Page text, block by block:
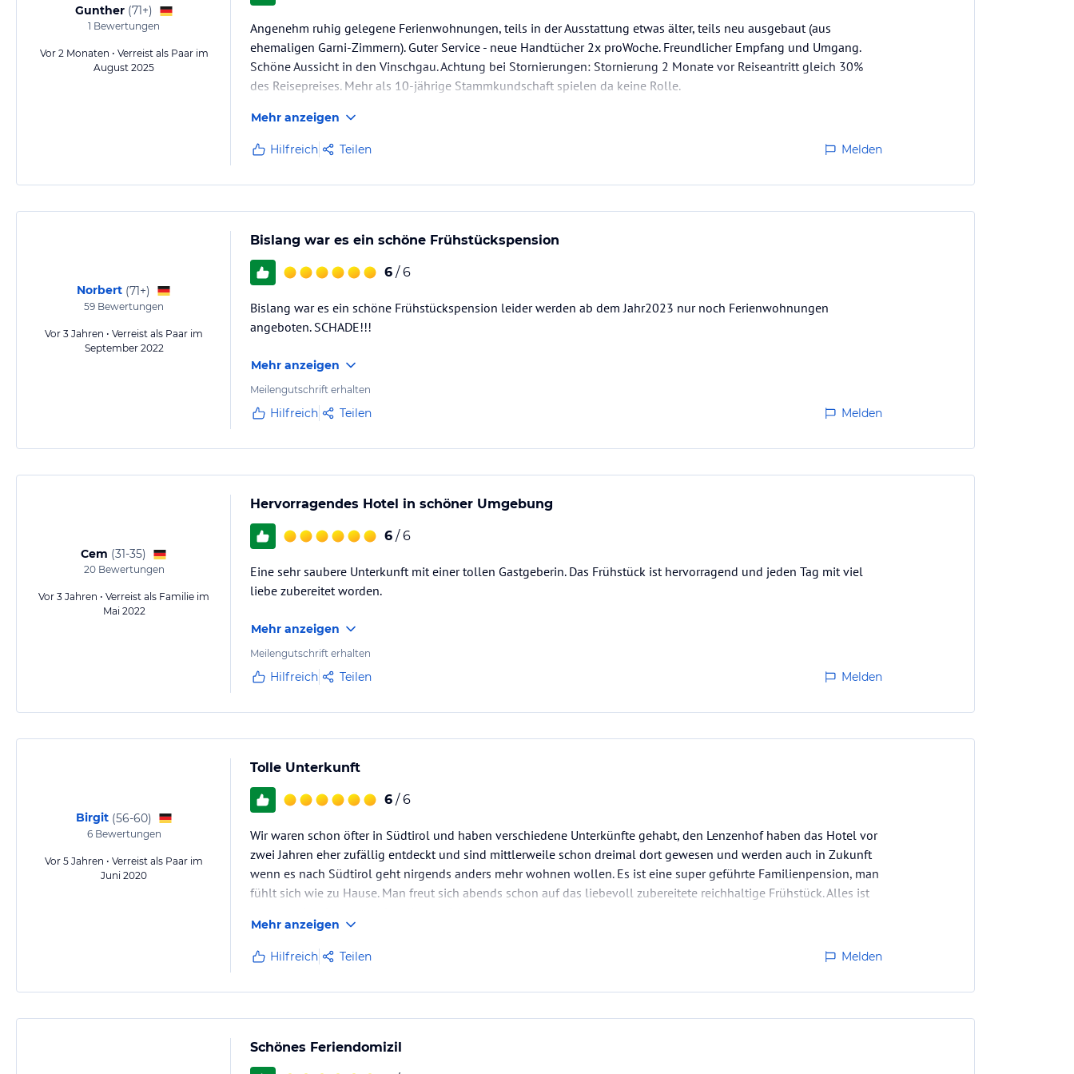
Gunther (71+)
1 Bewertungen
Vor 2 Monaten • Verreist als Paar im
August 2025
Angenehm ruhig gelegene Ferienwohnungen, teils in der Ausstattung etwas älter, teils neu ausgebaut (aus
ehemaligen Garni-Zimmern). Guter Service - neue Handtücher 2x proWoche. Freundlicher Empfang und Umgang.
Schöne Aussicht in den Vinschgau. Achtung bei Stornierungen: Stornierung 2 Monate vor Reiseantritt gleich 30%
des Reisepreises. Mehr als 10-jährige Stammkundschaft spielen da keine Rolle.
Mehr anzeigen
Hilfreich Teilen Melden
Norbert (71+)
59 Bewertungen
Vor 3 Jahren • Verreist als Paar im
September 2022
Bislang war es ein schöne Frühstückspension
6 / 6
Bislang war es ein schöne Frühstückspension leider werden ab dem Jahr2023 nur noch Ferienwohnungen
angeboten. SCHADE!!!
Mehr anzeigen
Meilengutschrift erhalten
Hilfreich Teilen Melden
Cem (31-35)
20Bewertungen
Vor 3 Jahren • Verreist als Familie im
Mai 2022
Hervorragendes Hotel in schöner Umgebung
6 / 6
Eine sehr saubere Unterkunft mit einer tollen Gastgeberin. Das Frühstück ist hervorragend und jeden Tag mit viel
liebe zubereitet worden.
Mehr anzeigen
Meilengutschrift erhalten
Hilfreich Teilen Melden
Birgit (56-60)
6Bewertungen
Vor 5 Jahren • Verreist als Paar im
Juni 2020
Tolle Unterkunft
6 / 6
Wir waren schon öfter in Südtirol und haben verschiedene Unterkünfte gehabt, den Lenzenhof haben das Hotel vor
zwei Jahren eher zufällig entdeckt und sind mittlerweile schon dreimal dort gewesen und werden auch in Zukunft
wenn es nach Südtirol geht nirgends anders mehr wohnen wollen. Es ist eine super geführte Familienpension, man
fühlt sich wie zu Hause. Man freut sich abends schon auf das liebevoll zubereitete reichhaltige Frühstück. Alles ist
Mehr anzeigen
Hilfreich Teilen Melden
Schönes Feriendomizil